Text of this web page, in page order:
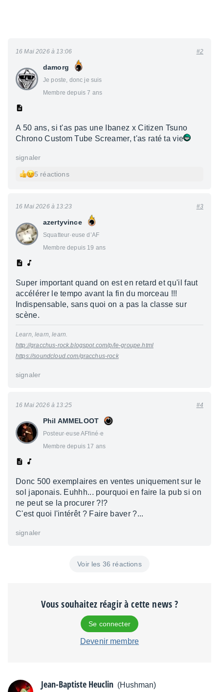
damorg
Je poste, donc je suis
Membre depuis 7 ans
16 Mai 2026 à 13:06 #2
A 50 ans, si t'as pas une Ibanez x Citizen Tsuno
Chrono Custom Tube Screamer, t'as raté ta vie
signaler
5 réactions
azertyvince
Squatteur·euse d’AF
Membre depuis 19 ans
16 Mai 2026 à 13:23 #3
Super important quand on est en retard et qu'il faut
accélérer le tempo avant la fin du morceau !!!
Indispensable, sans quoi on a pas la classe sur
scène.
Learn, learn, learn.
http://gracchus-rock.blogspot.com/p/le-groupe.html
https://soundcloud.com/gracchus-rock
signaler
Phil AMMELOOT
Posteur·euse AFfiné·e
Membre depuis 17 ans
16 Mai 2026 à 13:25 #4
Donc 500 exemplaires en ventes uniquement sur le
sol japonais. Euhhh... pourquoi en faire la pub si on
ne peut se la procurer ?!?
C'est quoi l'intérêt ? Faire baver ?...
signaler
Voir les 36 réactions
Vous souhaitez réagir à cette news ?
Se connecter
Devenir membre
Jean-Baptiste Heuclin (Hushman)